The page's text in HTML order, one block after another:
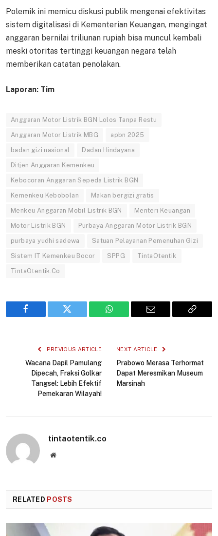
Polemik ini memicu diskusi publik mengenai efektivitas
sistem digitalisasi di Kementerian Keuangan, mengingat
anggaran bernilai triliunan rupiah bisa muncul kembali
meski otoritas tertinggi keuangan negara telah
memberikan catatan penolakan.
Laporan: Tim
Anggaran Motor Listrik BGN Lolos Tanpa Restu
Anggaran Motor Listrik MBG apbn 2025
badan gizi nasional Dadan Hindayana
Ditjen Anggaran Kemenkeu
Kebocoran Anggaran Sepeda Listrik BGN
Kemenkeu Kebobolan Makan bergizi gratis
Menkeu Anggaran Mobil Listrik BGN Menteri Keuangan
Motor Listrik BGN Purbaya Anggaran Motor Listrik BGN
purbaya yudhi sadewa Satuan Pelayanan Pemenuhan Gizi
Sistem IT Kemenkeu Bocor SPPG TintaOtentik
TintaOtentik.Co
Facebook Twitter WhatsApp Email
Copy
PREVIOUS ARTICLE
Wacana Dapil Pamulang
Dipecah, Fraksi Golkar
Tangsel: Lebih Efektif
Pemekaran Wilayah!
NEXT ARTICLE
Prabowo Merasa Terhormat
Dapat Meresmikan Museum
Marsinah
tintaotentik.co
Website
RELATED POSTS